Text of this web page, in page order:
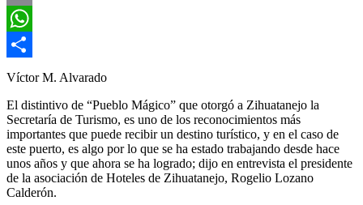
Email
WhatsApp
Compartir
Víctor M. Alvarado
El distintivo de “Pueblo Mágico” que otorgó a Zihuatanejo la
Secretaría de Turismo, es uno de los reconocimientos más
importantes que puede recibir un destino turístico, y en el caso de
este puerto, es algo por lo que se ha estado trabajando desde hace
unos años y que ahora se ha logrado; dijo en entrevista el presidente
de la asociación de Hoteles de Zihuatanejo, Rogelio Lozano
Calderón.